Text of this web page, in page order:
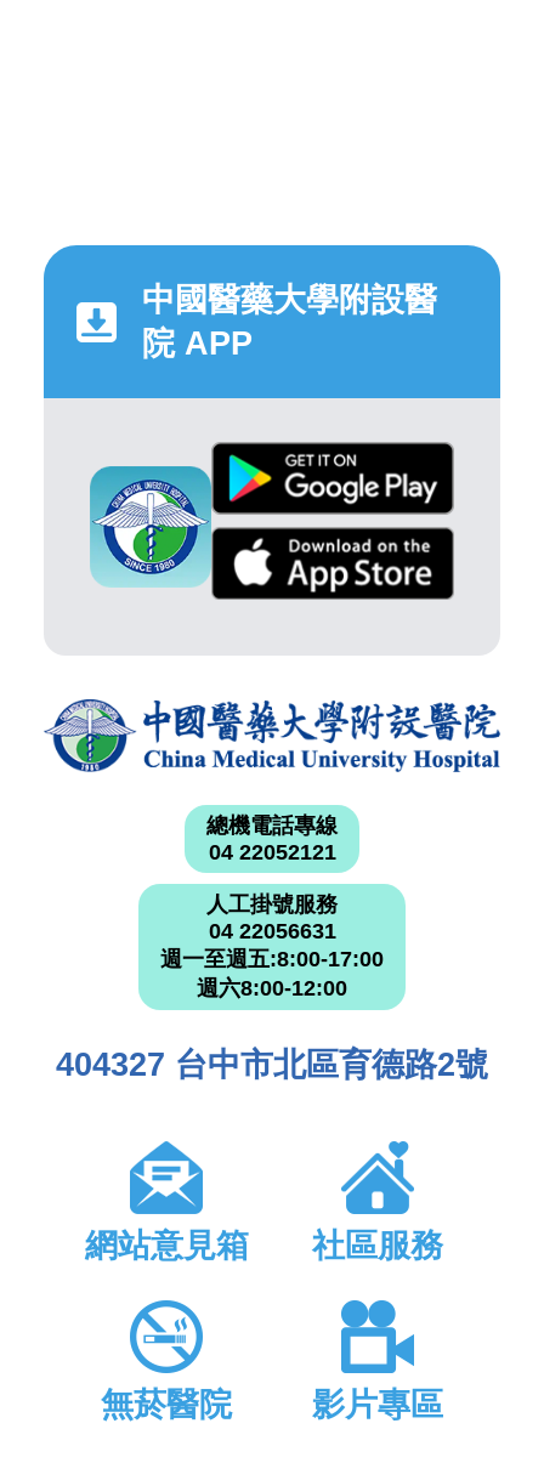
中國醫藥大學附設醫
院 APP
總機電話專線
04 22052121
人工掛號服務
04 22056631
週一至週五:8:00-17:00
週六8:00-12:00
404327 台中市北區育德路2號
網站意見箱 社區服務
無菸醫院 影片專區